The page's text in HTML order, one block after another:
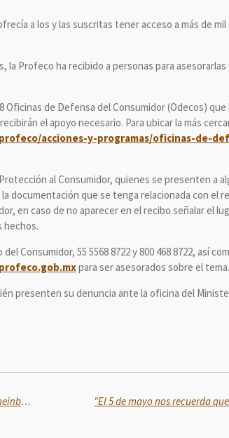
a los y las suscritas tener acceso a más de
la Profeco ha recibido a personas para
de Defensa del Consumidor (Odecos)
el apoyo necesario. Para ubicar la más
acciones-y-programas/oficinas-de-
al Consumidor, quienes se presenten a
documentación que se tenga relacionada con el
en caso de no aparecer en el recibo señalar el
hechos.
Consumidor, 55 5568 8722 y 800 468 8722, así
para ser asesorados sobre el tema.
presenten su denuncia ante la oficina del
Desde Veracruz, reconocemos liderazgo de Claudia Sheinbaum ante los desafíos del país: Rocio Nahle